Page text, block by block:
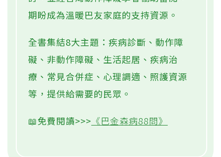
期盼成為溫暖巴友家庭的支持資源。
全書集結8大主題：疾病診斷、動作障
礙、非動作障礙、生活起居、疾病治
療、常見合併症、心理調適、照護資源
等，提供給需要的民眾。
📖免費閱讀>>> 《巴金森病88問》